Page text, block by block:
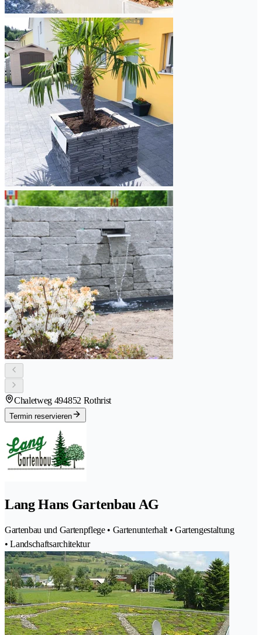
Chaletweg 494852 Rothrist
Termin reservieren
Lang Hans Gartenbau AG
Gartenbau und Gartenpflege • Gartenunterhalt • Gartengestaltung
• Landschaftsarchitektur